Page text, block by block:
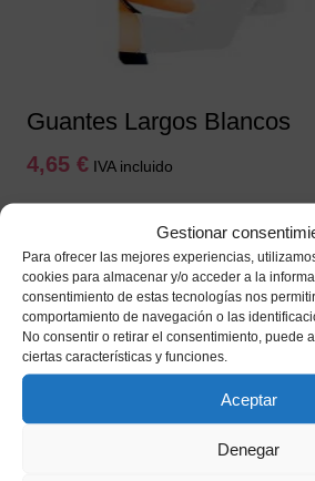
Gestionar
Para ofrecer las mejores experiencias,
cookies para almacenar y/o acceder a la
consentimiento de estas tecnologías nos
comportamiento de navegación o las
No consentir o retirar el consentimiento, puede
ciertas características y funciones.
Aceptar
Denegar
Guantes Largos Blancos
4,65 € IVA incluido